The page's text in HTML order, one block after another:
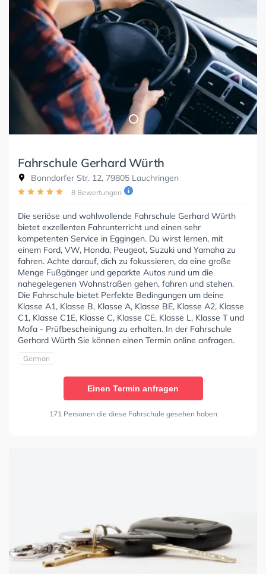
Fahrschule Gerhard Würth
Bonndorfer Str. 12, 79805 Lauchringen
8 Bewertungen
Die seriöse und wohlwollende Fahrschule Gerhard Würth
bietet exzellenten Fahrunterricht und einen sehr
kompetenten Service in Eggingen. Du wirst lernen, mit
einem Ford, VW, Honda, Peugeot, Suzuki und Yamaha zu
fahren. Achte darauf, dich zu fokussieren, da eine große
Menge Fußgänger und geparkte Autos rund um die
nahegelegenen Wohnstraßen gehen, fahren und stehen.
Die Fahrschule bietet Perfekte Bedingungen um deine
Klasse A1, Klasse B, Klasse A, Klasse BE, Klasse A2, Klasse
C1, Klasse C1E, Klasse C, Klasse CE, Klasse L, Klasse T und
Mofa - Prüfbescheinigung zu erhalten. In der Fahrschule
Gerhard Würth Sie können einen Termin online anfragen.
German
Einen Termin anfragen
171 Personen die diese Fahrschule gesehen haben